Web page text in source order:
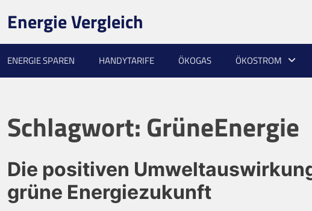
Energie Vergleich
ENERGIE SPAREN HANDYTARIFE ÖKOGAS ÖKOSTROM
Schlagwort:GrüneEnergie
Die positiven
grüne Energiezukunft